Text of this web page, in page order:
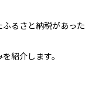
るさと納税があった
紹介します。